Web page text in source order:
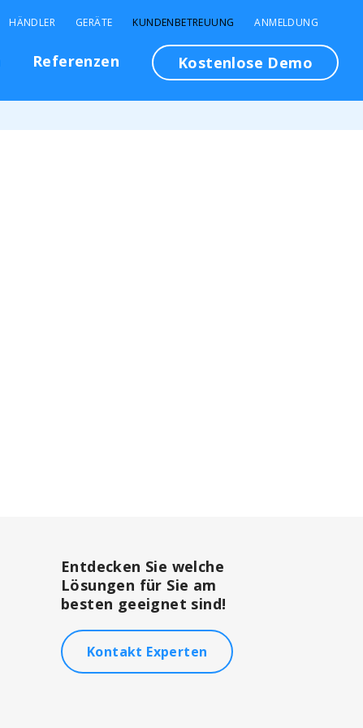
Referenzen Kostenlose Demo
HÄNDLER GERÄTE KUNDENBETREUUNG ANMELDUNG
Entdecken Sie welche
Lösungen für Sie am
besten geeignet sind!
Kontakt Experten